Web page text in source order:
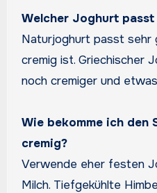
Welcher Joghurt passt
Naturjoghurt passt sehr
cremig ist. Griechischer
noch cremiger und
Wie bekomme ich den
cremig?
Verwende eher festen
Milch. Tiefgekühlte